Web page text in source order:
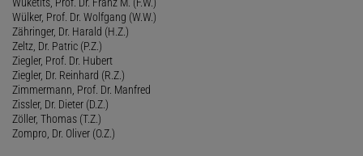
Wülker, Prof. Dr. Wolfgang (W.W.)
Zähringer, Dr. Harald (H.Z.)
Zeltz, Dr. Patric (P.Z.)
Ziegler, Prof. Dr. Hubert
Ziegler, Dr. Reinhard (R.Z.)
Zimmermann, Prof. Dr. Manfred
Zissler, Dr. Dieter (D.Z.)
Zöller, Thomas (T.Z.)
Zompro, Dr. Oliver (O.Z.)